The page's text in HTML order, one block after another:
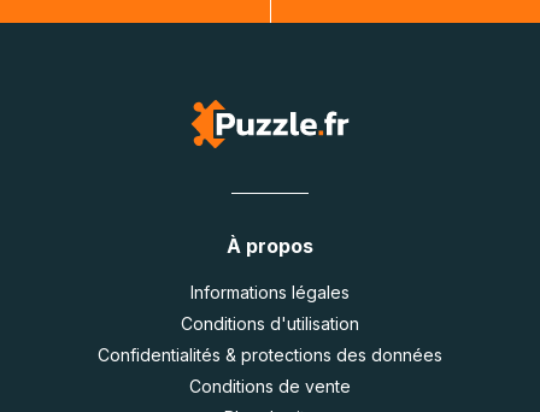
À propos
Informations légales
Conditions d'utilisation
Confidentialités & protections des données
Conditions de vente